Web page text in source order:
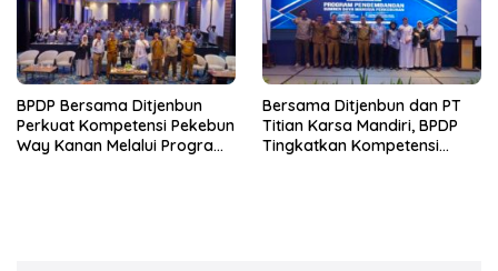
BPDP Bersama Ditjenbun
Perkuat Kompetensi Pekebun
Way Kanan Melalui Program
Bersama Ditjenbun dan PT
Titian Karsa Mandiri, BPDP
Tingkatkan Kompetensi